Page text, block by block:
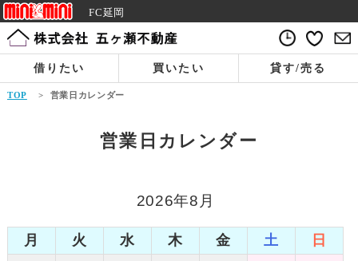
FC延岡
借りたい 買いたい 貸す/売る
TOP > 営業日カレンダー
営業日カレンダー
2026年8月
月 火 水 木 金 土 日